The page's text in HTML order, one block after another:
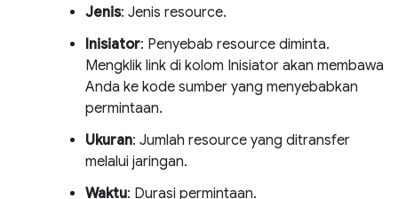
Jenis: Jenis resource.
Inisiator: Penyebab resource diminta.
Mengklik link di kolom Inisiator akan membawa
Anda ke kode sumber yang menyebabkan
permintaan.
Ukuran: Jumlah resource yang ditransfer
melalui jaringan.
Waktu: Durasi permintaan.